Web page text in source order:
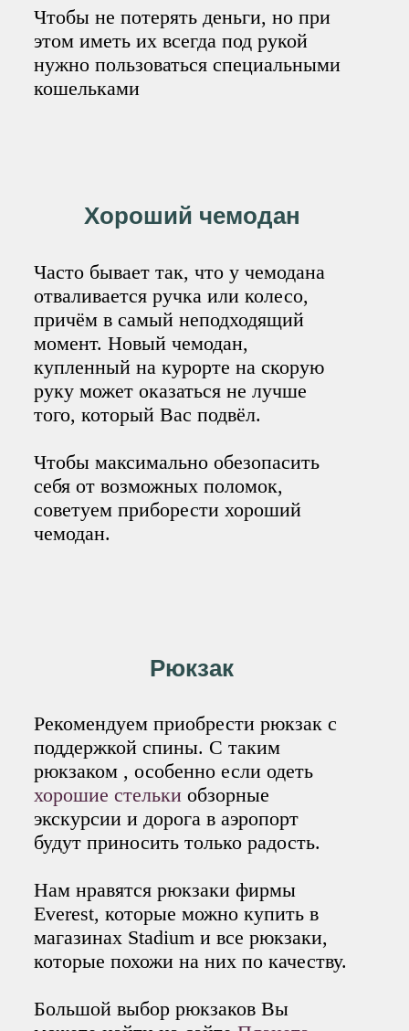
Чтобы не потерять деньги, но при
этом иметь их всегда под рукой
нужно пользоваться специальными
кошельками
Хороший чемодан
Часто бывает так, что у чемодана
отваливается ручка или колесо,
причём в самый неподходящий
момент. Новый чемодан,
купленный на курорте на скорую
руку может оказаться не лучше
того, который Вас подвёл.
Чтобы максимально обезопасить
себя от возможных поломок,
советуем приборести хороший
чемодан.
Рюкзак
Рекомендуем приобрести рюкзак с
поддержкой спины. С таким
рюкзаком , особенно если одеть
хорошие стельки обзорные
экскурсии и дорога в аэропорт
будут приносить только радость.
Нам нравятся рюкзаки фирмы
Everest, которые можно купить в
магазинах Stadium и все рюкзаки,
которые похожи на них по качеству.
Большой выбор рюкзаков Вы